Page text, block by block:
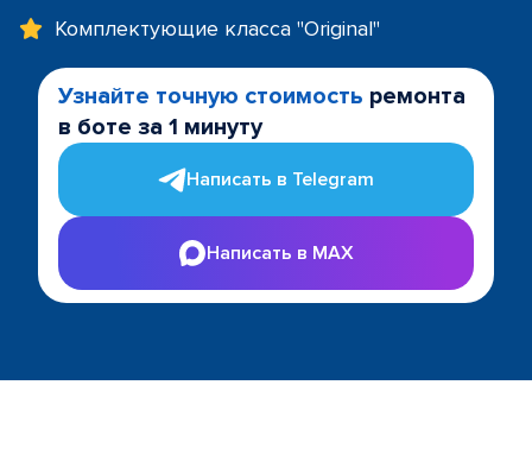
Комплектующие класса "Original"
Узнайте точную стоимость ремонта
в боте за 1 минуту
Написать в Telegram
Написать в MAX